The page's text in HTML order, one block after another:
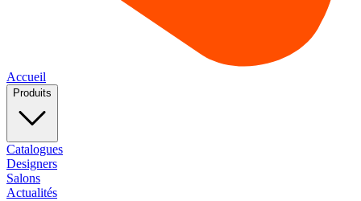
Accueil
Produits
Catalogues
Designers
Salons
Actualités